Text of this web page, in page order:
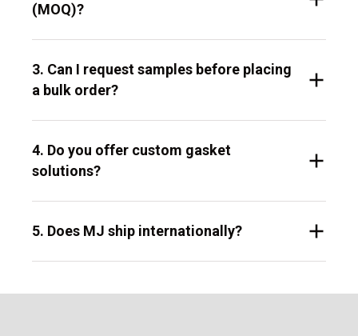
(MOQ)?
3. Can I request samples before placing
a bulk order?
4. Do you offer custom gasket
solutions?
5. Does MJ ship internationally?